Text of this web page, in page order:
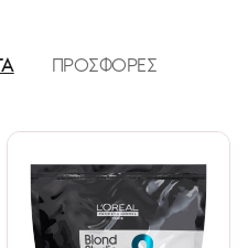
ΠΡΟΣΦΟΡΕΣ